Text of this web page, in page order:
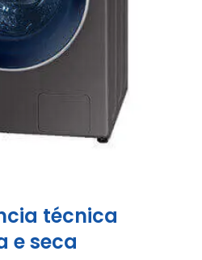
técnica
e seca